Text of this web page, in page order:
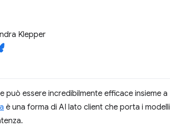
Klepper
può essere incredibilmente efficace insieme a
è una forma di AI lato client che porta i modelli